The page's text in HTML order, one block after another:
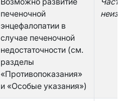
печеночной
энцефалопатии в
случае печеночной
недостаточности (см.
разделы
«Противопоказания»
и «Особые указания»)